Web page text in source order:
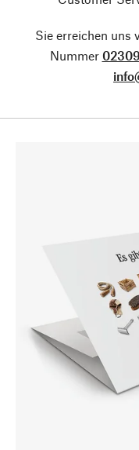
Sie erreichen uns
Nummer